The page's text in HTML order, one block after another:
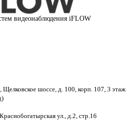
видеонаблюдения iFLOW
Щелковское шоссе, д. 100, корп. 107, 3 этаж
ул., д.2, стр.16